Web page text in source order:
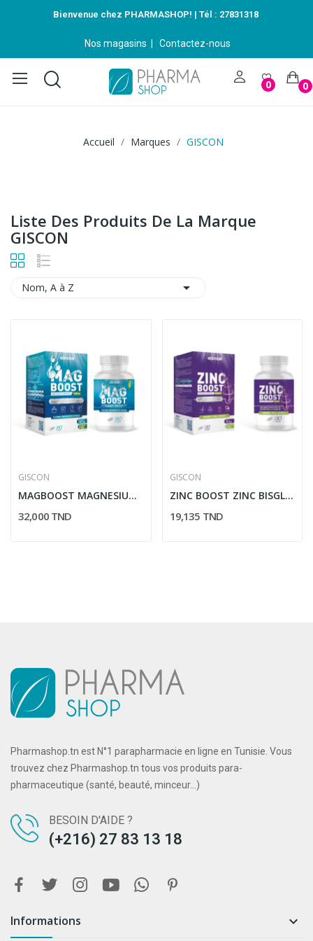
Bienvenue chez PHARMASHOP! | Tél : 27831318
Nos magasins Contactez-nous
0 0
Accueil Marques GISCON
Liste Des Produits De La Marque
GISCON
Nom, A à Z 
GISCON
MAGBOOST MAGNESIUM BISGLYCINATE 60 GELULES
32,000 TND
GISCON
ZINC BOOST ZINC BISGLYCINATE 30 GELULES
19,135 TND
Pharmashop.tn est N°1 parapharmacie en ligne en Tunisie. Vous
trouvez chez Pharmashop.tn tous vos produits para-
pharmaceutique (santé, beauté, minceur...)
BESOIN D'AIDE ?
(+216) 27 83 13 18
Informations 